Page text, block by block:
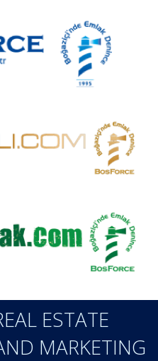
ESTATE
MARKETING